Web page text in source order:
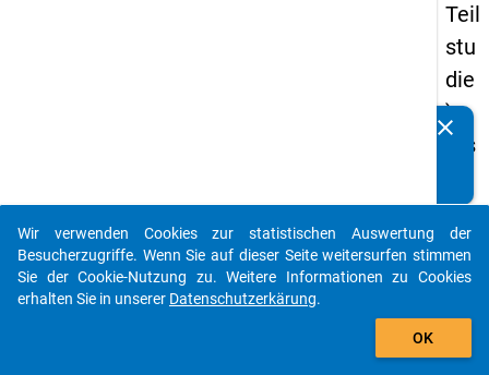
Teil
stu
die
) -
ers
We
lle
39
clear
auto_stories
add_shopping_cart
Wir verwenden Cookies zur statistischen Auswertung der
Besucherzugriffe. Wenn Sie auf dieser Seite weitersurfen stimmen
Sie der Cookie-Nutzung zu. Weitere Informationen zu Cookies
erhalten Sie in unserer Datenschutzerkärung.
OK